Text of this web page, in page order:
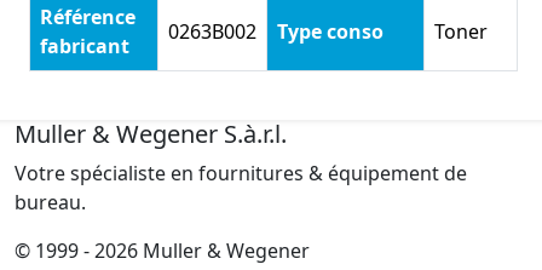
Référence
fabricant
0263B002 Type conso Toner
Muller & Wegener S.à.r.l.
Votre spécialiste en fournitures & équipement de
bureau.
© 1999 - 2026 Muller & Wegener